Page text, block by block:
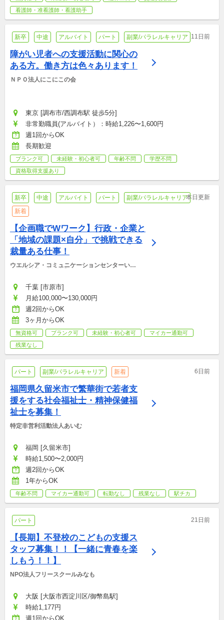
看護師・准看護師・看護助手
新卒 中途 アルバイト パート 副業/パラレルキャリア 11日前
障がい児者への支援活動に関心の
ある方。働き方は色々あります！
ＮＰＯ法人にこにこの会
東京 [調布市/西調布駅 徒歩5分]
非常勤職員(アルバイト）：時給1,226〜1,600円
週1回からOK
長期歓迎
ブランク可 未経験・初心者可 年齢不問
学歴不問
資格取得支援あり
新卒 中途 アルバイト パート
副業/パラレルキャリア
新着
本日更新
【企画職でWワーク】行政・企業と
「地域の課題×自分」で挑戦できる
裁量ある仕事！
ウエルシア・コミュニケーションセンターいち
千葉 [市原市]
月給100,000〜130,000円
週2回からOK
3ヶ月からOK
無資格可 ブランク可 未経験・初心者可
マイカー通勤可
残業なし
パート 副業/パラレルキャリア 新着 6日前
福岡県久留米市で繁華街で若者支
援をする社会福祉士・精神保健福
祉士を募集！
特定非営利活動法人あいむ
福岡 [久留米市]
時給1,500〜2,000円
週2回からOK
1年からOK
年齢不問 マイカー通勤可 転勤なし 残業なし 駅チカ
パート 21日前
【長期】不登校のこどもの支援ス
タッフ募集！！【一緒に青春を楽
しもう！！】
NPO法人フリースクールみなも
大阪 [大阪市西淀川区/御幣島駅]
時給1,177円
週1回からOK